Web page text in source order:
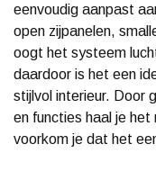
eenvoudig aanpast
open zijpanelen,
oogt het systeem
daardoor is het een
stijlvol interieur. Door
en functies haal je
voorkom je dat het